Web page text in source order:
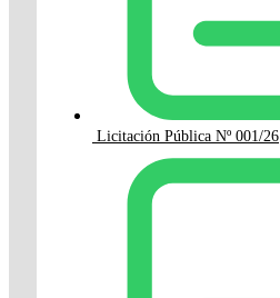
Licitación Pública Nº 001/26